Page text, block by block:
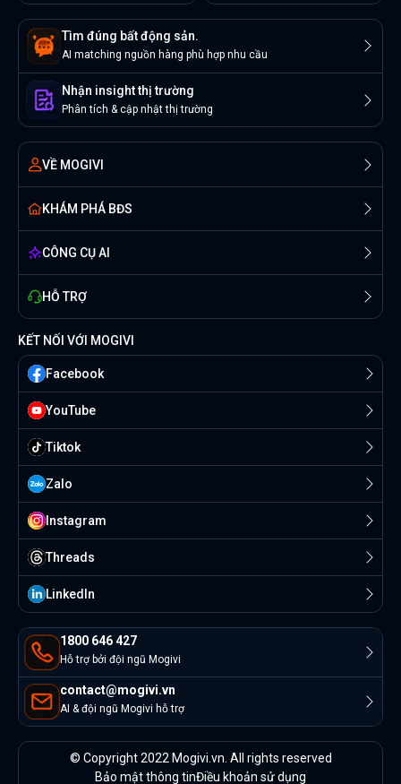
Tìm đúng bất động sản.
AI matching nguồn hàng phù hợp nhu cầu
Nhận insight thị trường
Phân tích & cập nhật thị trường
VỀ MOGIVI
KHÁM PHÁ BĐS
CÔNG CỤ AI
HỖ TRỢ
1800 646 427
Hỗ trợ bởi đội ngũ Mogivi
contact@mogivi.vn
AI & đội ngũ Mogivi hỗ trợ
KẾT NỐI VỚI MOGIVI
Facebook
YouTube
Tiktok
Zalo
Instagram
Threads
Linkedln
© Copyright 2022 Mogivi.vn. All rights reserved
Bảo mật thông tinĐiều khoản sử dụng